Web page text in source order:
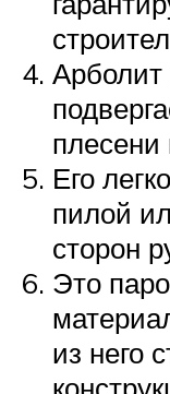
Арболит
плесени
Его
пилой
сторон
Это
из него